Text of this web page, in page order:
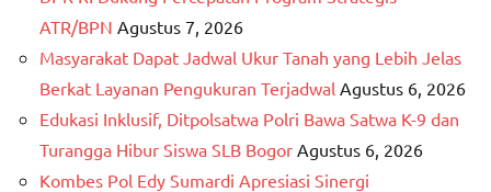
ATR/BPN Agustus 7, 2026
Masyarakat Dapat Jadwal Ukur Tanah yang Lebih Jelas
Berkat Layanan Pengukuran Terjadwal Agustus 6, 2026
Edukasi Inklusif, Ditpolsatwa Polri Bawa Satwa K-9 dan
Turangga Hibur Siswa SLB Bogor Agustus 6, 2026
Kombes Pol Edy Sumardi Apresiasi Sinergi